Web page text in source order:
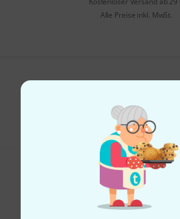
Alle Preise inkl. MwSt.
Hilfe &